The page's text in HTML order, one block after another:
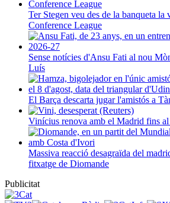
Ter Stegen veu des de la banqueta
Conference League
Sense notícies d'Ansu Fati al nou
Luís
El Barça descarta jugar l'amistós a
Vinícius renova amb el Madrid fins
Massiva reacció desagraïda del
fitxatge de Diomande
Publicitat